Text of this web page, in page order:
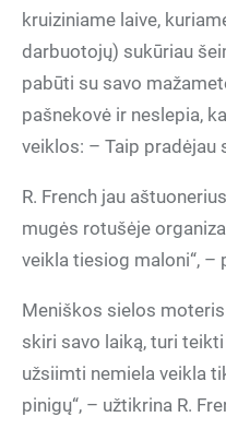
kruiziniame laive,
darbuotojų) sukūriau
pabūti su savo
pašnekovė ir neslepia,
veiklos: – Taip pradėjau
R. French jau
mugės rotušėje
veikla tiesiog maloni“, –
Meniškos sielos
skiri savo laiką, turi
užsiimti nemiela veikla
pinigų“, – užtikrina R.